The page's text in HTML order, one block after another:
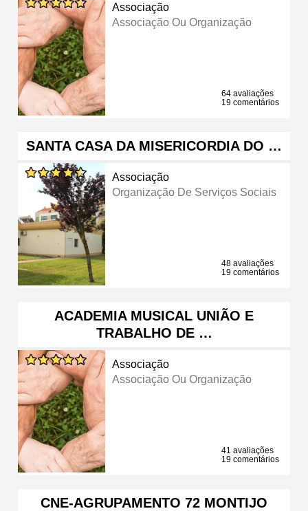
Associação
Associação Ou Organização
64 avaliações
19 comentários
SANTA CASA DA MISERICORDIA DO …
Associação
Organização De Serviços Sociais
48 avaliações
19 comentários
ACADEMIA MUSICAL UNIÃO E
TRABALHO DE …
Associação
Associação Ou Organização
41 avaliações
19 comentários
CNE-AGRUPAMENTO 72 MONTIJO